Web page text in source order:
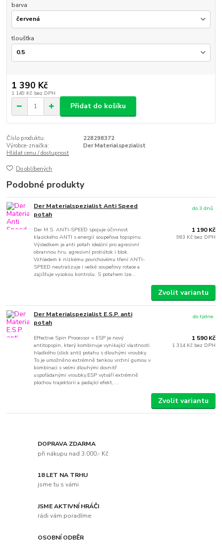
barva
tloušťka
1 390 Kč
1 149 Kč bez DPH
Přidat do košíku
Číslo produktu:
228298372
Výrobce-značka:
Der Materialspezialist
Hlídat cenu / dostupnost
Do oblíbených
Podobné produkty
Der Materialspezialist Anti Speed
potah
Der M.S. ANTI-SPEED spojuje účinnost
klasického ANTI s energií soupeřova topspinu.
Výsledkem je anti potah ideální pro agresivní
obrannou hru, agresivní protiútok i blok.
Vzhledem k nízkému povrchovému tření ANTI-
SPEED neutralizuje i velké soupeřovy rotace a
zajišťuje vysokou kontrolu. S potahem lze...
1 190 Kč
983 Kč bez DPH
do 3 dnů
Zvolit variantu
Der Materialspezialist E.S.P. anti
potah
Effective Spin Processor = ESP je nový
antitopspin, který kombinuje vynikající vlastnosti
hladkého (slick anti) potahu s dlouhými vroubky.
To je umožněno extrémně tenkou vrchní gumou v
kombinaci s velmi dlouhými dovnitř
uspořádanými vroubky.ESP vytváří extrémně
plochou trajektorii a padající efekt, ...
1 590 Kč
1 314 Kč bez DPH
do týdne
Zvolit variantu
DOPRAVA ZDARMA
při nákupu nad 3.000,- Kč
18 LET NA TRHU
jsme tu s vámi
JSME AKTIVNÍ HRÁČI
rádi vám poradíme
OSOBNÍ ODBĚR